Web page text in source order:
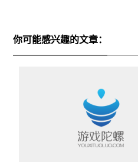
你可能感兴趣的文章：